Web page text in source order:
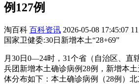
例127例
淘百科 百科资讯 2026-05-08 17:45:07 11
国家卫健委:30日新增本土“28+69”
月30日0—24时，31个省（自治区、直
兵团新增本土确诊病例28例，新增本
体分布如下：本土确诊病例（28例）